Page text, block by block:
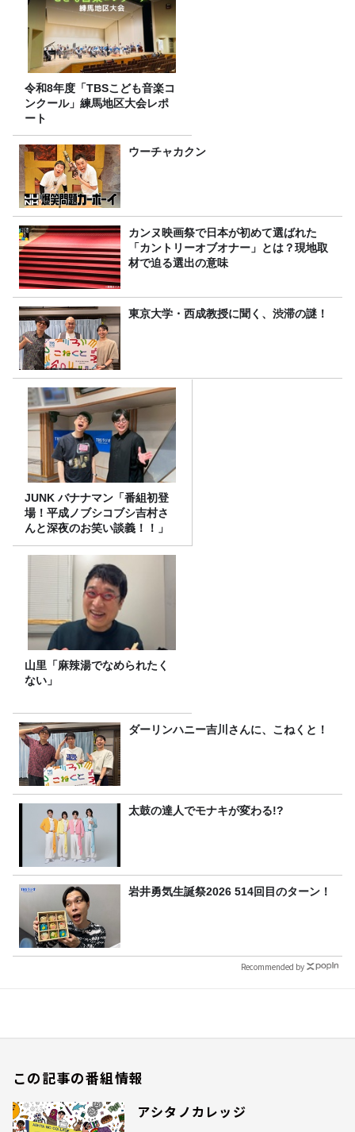
令和8年度「TBSこども音楽コ
ンクール」練馬地区大会レポ
ート
ウーチャカクン
カンヌ映画祭で日本が初めて選ばれた
「カントリーオブオナー」とは？現地取
材で迫る選出の意味
東京大学・西成教授に聞く、渋滞の謎！
JUNK バナナマン「番組初登
場！平成ノブシコブシ吉村さ
んと深夜のお笑い談義！！」
山里「麻辣湯でなめられたく
ない」
ダーリンハニー吉川さんに、こねくと！
太鼓の達人でモナキが変わる!?
岩井勇気生誕祭2026 514回目のターン！
Recommended by
この記事の番組情報
アシタノカレッジ